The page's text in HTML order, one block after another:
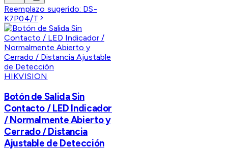
Reemplazo sugerido: DS-
K7P04/T
HIKVISION
Botón de Salida Sin
Contacto / LED Indicador
/ Normalmente Abierto y
Cerrado / Distancia
Ajustable de Detección